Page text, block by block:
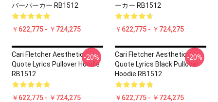
バーパーカー RB1512
￥622,775 - ￥724,275
ーカー RB1512
￥622,775 - ￥724,275
Cari Fletcher Aesthetic
Quote Lyrics Pullover Hoodie
RB1512
￥622,775 - ￥724,275
-20%
Cari Fletcher Aesthetic
Quote Lyrics Black Pullover
Hoodie RB1512
￥622,775 - ￥724,275
-20%